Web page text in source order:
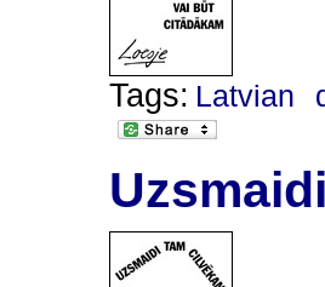
Tags: Latvian